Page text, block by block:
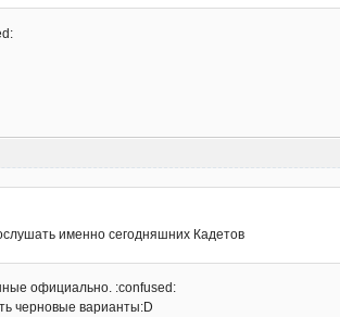
именно сегодняшних Кадетов
официально. :confused:
черновые варианты:D